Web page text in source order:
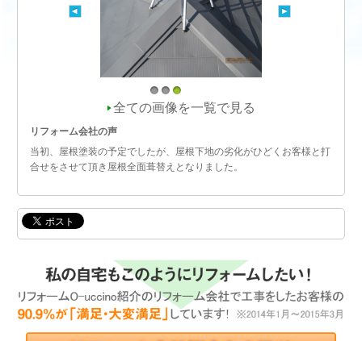
1 2 3
全ての画像を一覧で見る
リフォーム会社の声
当初、屋根塗装の予定でしたが、屋根下地の劣化がひどくお客様と打
合せをさせて頂き屋根全面葺替えとなりました。